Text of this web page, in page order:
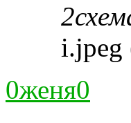
i.jpeg
0женя0